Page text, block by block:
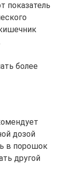
показатель
более
дозой
в порошок
другой